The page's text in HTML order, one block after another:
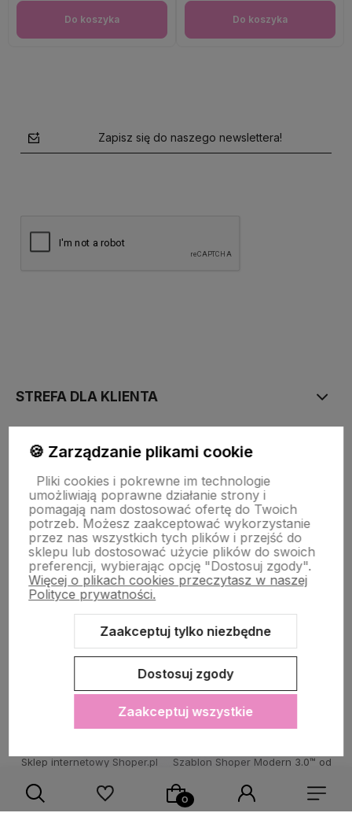
Do koszyka Do koszyka
Zapisz się do naszego newslettera!
STREFA DLA KLIENTA
PŁATNOŚĆ I DOSTAWA
STRONY INFORMACYJNE
POMOC DLA KLIENTA
Sklep internetowy Shoper.pl Szablon Shoper Modern 3.0™ od
🍪 Zarządzanie plikami cookie
Pliki cookies i pokrewne im technologie
umożliwiają poprawne działanie strony i
pomagają nam dostosować ofertę do Twoich
potrzeb. Możesz zaakceptować wykorzystanie
przez nas wszystkich tych plików i przejść do
sklepu lub dostosować użycie plików do swoich
preferencji, wybierając opcję "Dostosuj zgody".
Więcej o plikach cookies przeczytasz w naszej
Polityce prywatności.
Zaakceptuj tylko niezbędne
Dostosuj zgody
Zaakceptuj wszystkie